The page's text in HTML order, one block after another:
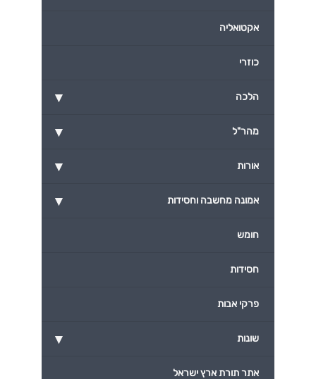
אקטואליה
כוזרי
▾ הלכה
▾ מהר"ל
▾ אורות
▾ אמונה מחשבה וחסידות
חומש
חסידות
פרקי אבות
▾ שונות
אתר תורת ארץ ישראל